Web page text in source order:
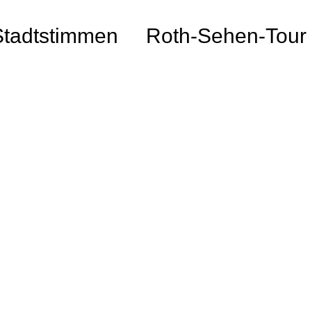
Roth-Sehen-Tour